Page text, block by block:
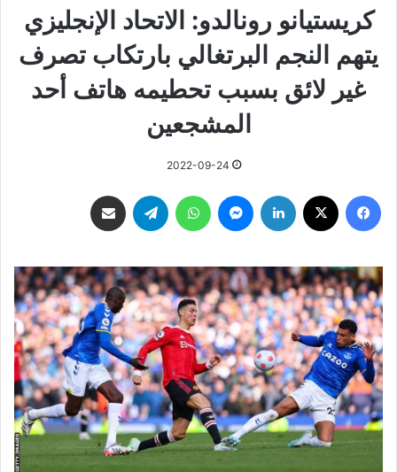
كريستيانو رونالدو: الاتحاد الإنجليزي
يتهم النجم البرتغالي بارتكاب تصرف
غير لائق بسبب تحطيمه هاتف أحد
المشجعين
2022-09-24
فيسبوك لينكدإن ماسنجر واتساب تيلقرام